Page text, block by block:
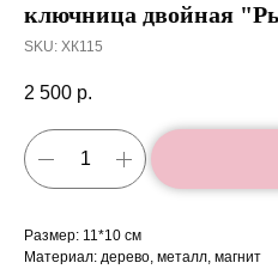
ключница двойная
SKU: ХК115
2 500 р.
Размер: 11*10 см
Материал: дерево, металл, магнит